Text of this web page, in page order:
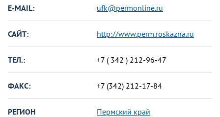
E-MAIL: ufk@permonline.ru
САЙТ: http://www.perm.roskazna.ru
ТЕЛ.: +7 ( 342 ) 212-96-47
ФАКС: +7 (342) 212-17-84
РЕГИОН Пермский край